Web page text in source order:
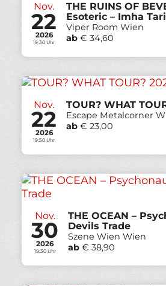
Nov.
22
2026
19:30 Uhr
THE RUINS OF
Esoteric – Imha
Viper Room Wien
ab € 34,60
Nov.
22
2026
19:50 Uhr
TOUR? WHAT
Escape Metalcorner
ab € 23,00
Nov.
30
2026
19:30 Uhr
THE OCEAN –
Devils Trade
Szene Wien Wien
ab € 38,90